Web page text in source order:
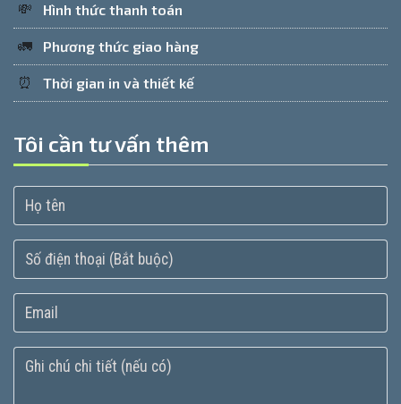
💸 Hình thức thanh toán
🚛 Phương thức giao hàng
⏰ Thời gian in và thiết kế
Tôi cần tư vấn thêm